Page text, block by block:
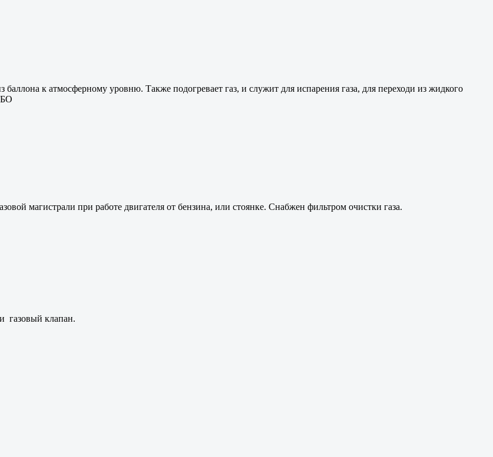
к атмосферному уровню. Также подогревает газ, и служит для испарения газа, для переходи из жидкого
магистрали при работе двигателя от бензина, или стоянке. Снабжен фильтром очистки газа.
газовый клапан.